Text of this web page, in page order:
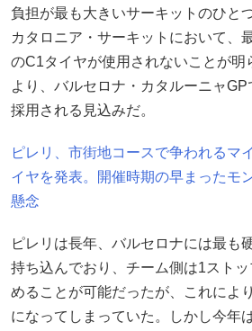
負担が最も大きいサーキットのひと
カタロニア・サーキットにおいて、
のC1タイヤが使用されないことが明
より、バルセロナ・カタルーニャ
採用される見込みだ。
ピレリ、市街地コースで争われるマ
イヤを発表。開催時期の早まったモ
懸念
ピレリは長年、バルセロナには最も
持ち込んでおり、チーム側は1スト
めることが可能だったが、これによ
になってしまっていた。しかし今年